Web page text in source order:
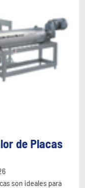
de Placas
son ideales para